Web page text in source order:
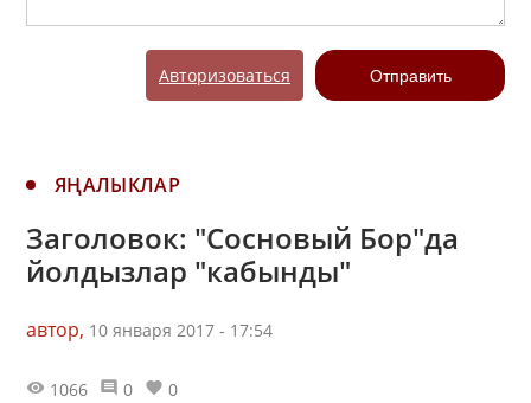
Авторизоваться Отправить
ЯҢАЛЫКЛАР
Заголовок: "Сосновый Бор"да
йолдызлар "кабынды"
автор, 10 января 2017 - 17:54
1066 0 0